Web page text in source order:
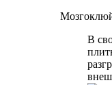
В